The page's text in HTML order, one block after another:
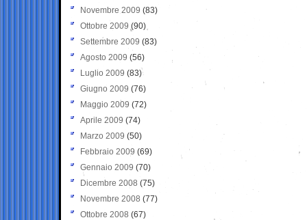
Novembre 2009 (83)
Ottobre 2009 (90)
Settembre 2009 (83)
Agosto 2009 (56)
Luglio 2009 (83)
Giugno 2009 (76)
Maggio 2009 (72)
Aprile 2009 (74)
Marzo 2009 (50)
Febbraio 2009 (69)
Gennaio 2009 (70)
Dicembre 2008 (75)
Novembre 2008 (77)
Ottobre 2008 (67)